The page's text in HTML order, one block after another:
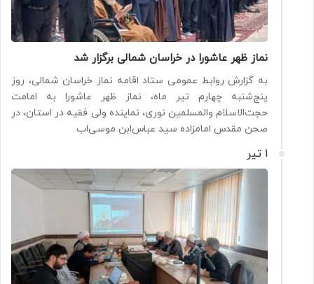
نماز ظهر عاشورا در خراسان شمالی برگزار شد
به گزارش روابط عمومی ستاد اقامه نماز خراسان شمالی، روز
پنج‌شنبه چهارم تیر ماه، نماز ظهر عاشورا به امامت
حجت‌الاسلام والمسلمین نوری، نماینده ولی فقیه در استان، در
صحن مقدس امامزاده سید عباس‌ابن موسی‌اب
1 تیر